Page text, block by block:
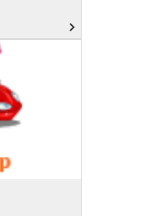
navigate_next